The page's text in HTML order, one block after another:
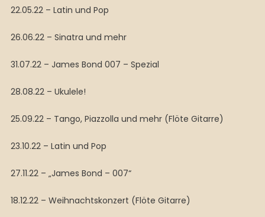
22.05.22 – Latin und Pop
26.06.22 – Sinatra und mehr
31.07.22 – James Bond 007 – Spezial
28.08.22 – Ukulele!
25.09.22 – Tango, Piazzolla und mehr (Flöte Gitarre)
23.10.22 – Latin und Pop
27.11.22 – „James Bond – 007“
18.12.22 – Weihnachtskonzert (Flöte Gitarre)